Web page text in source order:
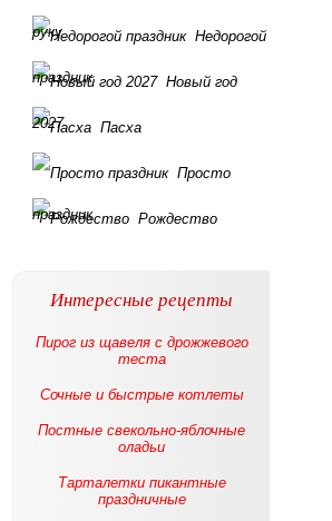
руку Недорогой
праздник Новый год
2027 Пасха
Просто
праздник Рождество
Интересные рецепты
Пирог из щавеля с дрожжевого
теста
Сочные и быстрые котлеты
Постные свекольно-яблочные
оладьи
Тарталетки пикантные
праздничные